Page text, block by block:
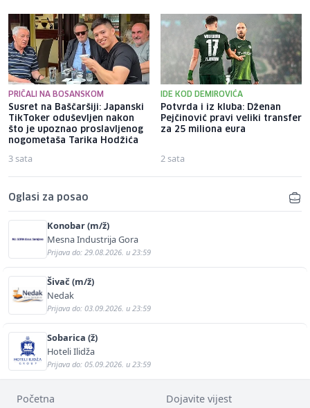
PRIČALI NA BOSANSKOM
Susret na Baščaršiji: Japanski
TikToker oduševljen nakon
što je upoznao proslavljenog
nogometaša Tarika Hodžića
3 sata
IDE KOD DEMIROVIĆA
Potvrda i iz kluba: Dženan
Pejčinović pravi veliki transfer
za 25 miliona eura
2 sata
Oglasi za posao
Konobar (m/ž)
Mesna Industrija Gora
Prijava do: 29.08.2026. u 23:59
Šivač (m/ž)
Nedak
Prijava do: 03.09.2026. u 23:59
Sobarica (ž)
Hoteli Ilidža
Prijava do: 05.09.2026. u 23:59
Početna Dojavite vijest